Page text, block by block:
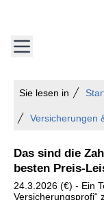
Sie lesen in
Versicherungen
Das sind die
besten Preis-
24.3.2026 (€) - Ein
Versicherungsprofi“